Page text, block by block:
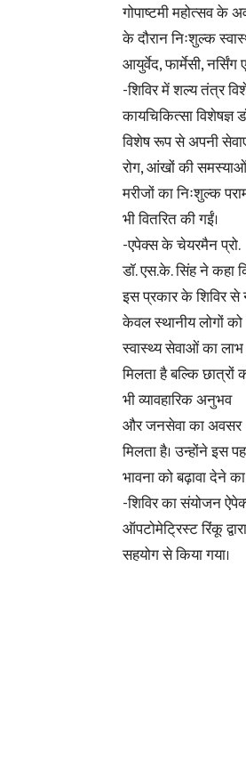
गोपाष्टमी महोत्सव के
के दौरान निःशुल्क
आयुर्वेद, फार्मेसी,
-शिविर में शल्य तंत्र
कायचिकित्सा विशेषज्ञ
विशेष रूप से अपनी
रोग, आंखों की
मरीजों का निःशुल्क
भी वितरित की गईं।
-एपेक्स के चेयरमैन प्रो.
डॉ. एस.के. सिंह ने कहा
इस प्रकार के शिविर से
केवल स्थानीय लोगों को
स्वास्थ्य सेवाओं का लाभ
मिलता है बल्कि छात्रों
भी व्यावहारिक अनुभव
और जनसेवा का अवसर
मिलता है। उन्होंने इस
भावना को बढ़ावा देने
-शिविर का संयोजन
ऑपटोमेट्रिस्ट रिंकू
सहयोग से किया गया।